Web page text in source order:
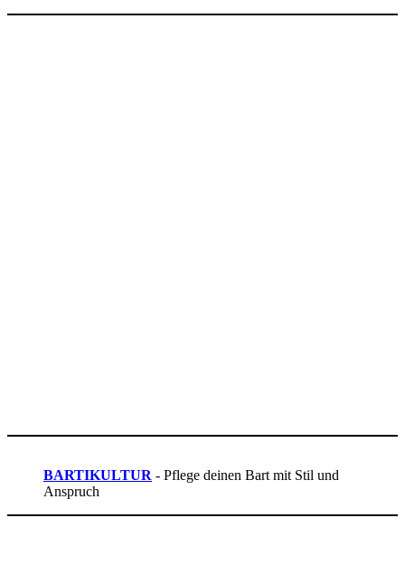
BARTIKULTUR - Pflege deinen Bart mit Stil und
Anspruch